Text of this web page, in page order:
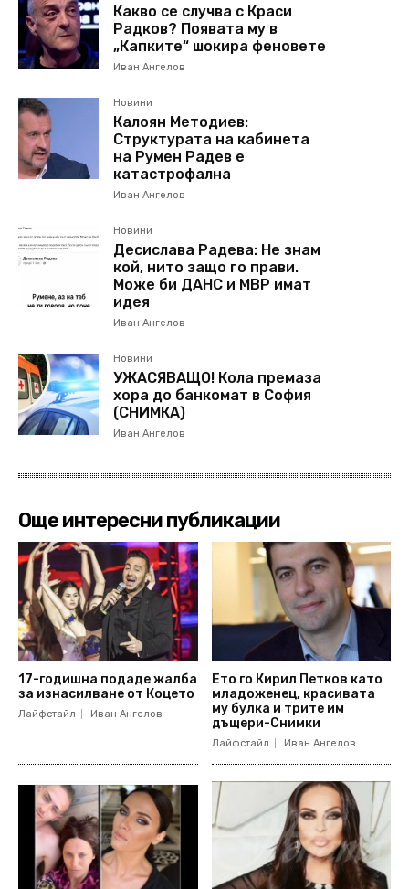
Какво се случва с Краси
Радков? Появата му в
„Капките“ шокира феновете
Иван Ангелов
Новини
Калоян Методиев:
Структурата на кабинета
на Румен Радев е
катастрофална
Иван Ангелов
Новини
Десислава Радева: Не знам
кой, нито защо го прави.
Може би ДАНС и МВР имат
идея
Иван Ангелов
Новини
УЖАСЯВАЩО! Кола премаза
хора до банкомат в София
(СНИМКА)
Иван Ангелов
Още интересни публикации
17-годишна подаде жалба
за изнасилване от Коцето
Лайфстайл Иван Ангелов
Ето го Кирил Петков като
младоженец, красивата
му булка и трите им
дъщери-Снимки
Лайфстайл Иван Ангелов